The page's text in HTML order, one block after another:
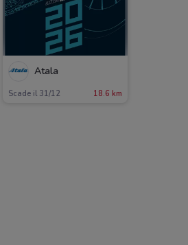
Atala
Scade il 31/12 18.6 km